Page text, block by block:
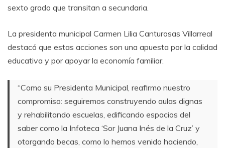
sexto grado que transitan a secundaria.
La presidenta municipal Carmen Lilia Canturosas Villarreal
destacó que estas acciones son una apuesta por la calidad
educativa y por apoyar la economía familiar.
“Como su Presidenta Municipal, reafirmo nuestro
compromiso: seguiremos construyendo aulas dignas
y rehabilitando escuelas, edificando espacios del
saber como la Infoteca ‘Sor Juana Inés de la Cruz’ y
otorgando becas, como lo hemos venido haciendo,